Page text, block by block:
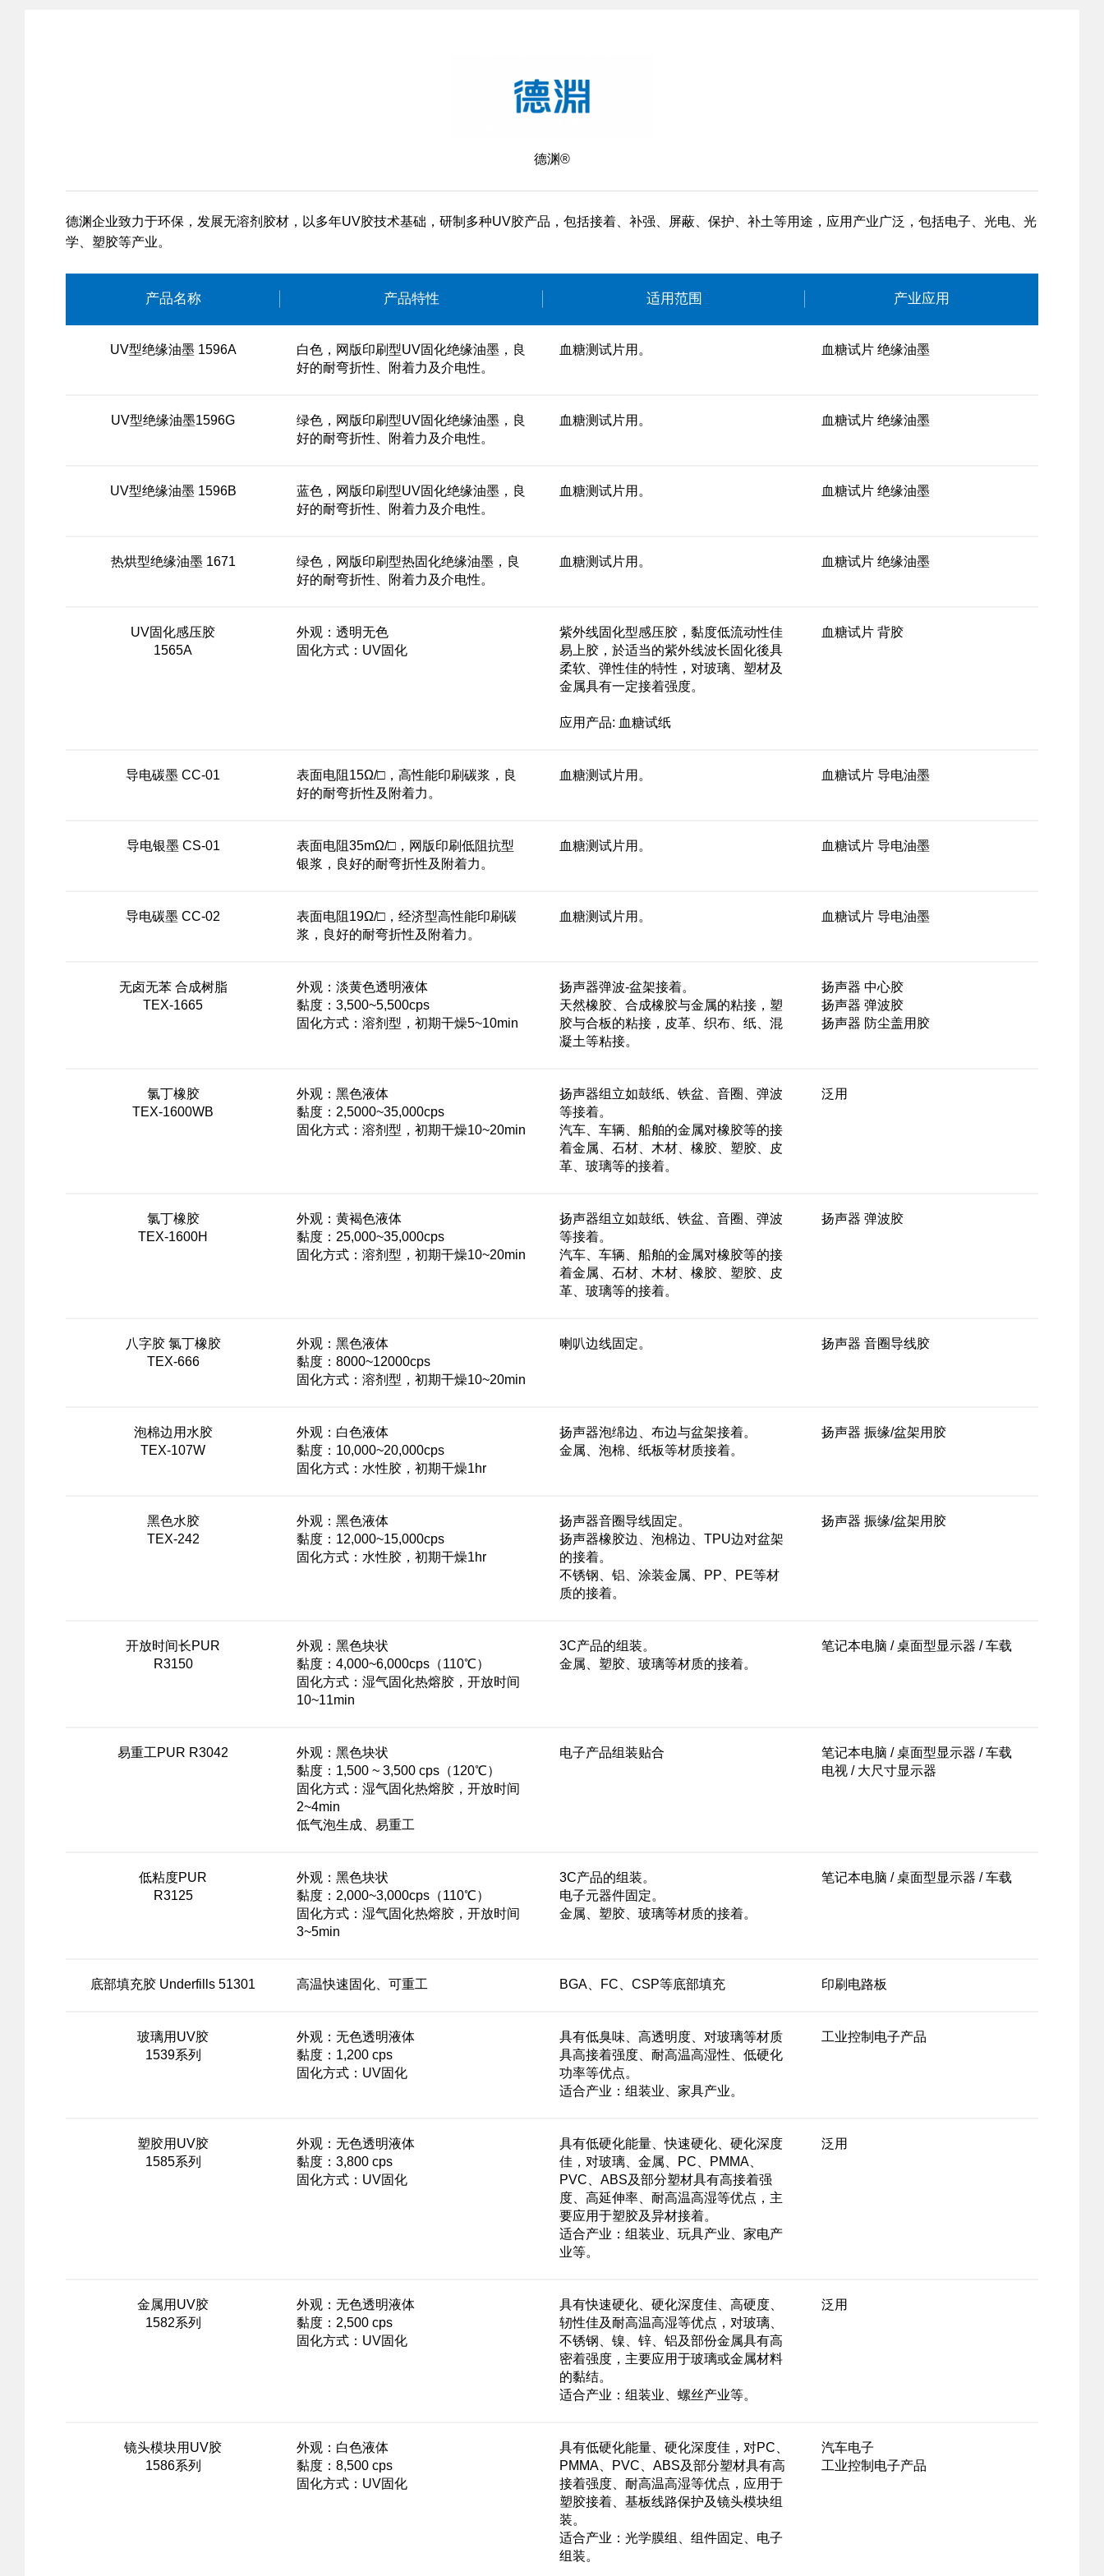
德渊®
德渊企业致力于环保，发展无溶剂胶材，以多年UV胶技术基础，研制多种UV胶产品，包括接着、补强、屏蔽、保护、补土等用途，应用产业广泛，包括电子、光电、光
学、塑胶等产业。
产品名称 产品特性 适用范围 产业应用
UV型绝缘油墨 1596A
白色，网版印刷型UV固化绝缘油墨，良
好的耐弯折性、附着力及介电性。
血糖测试片用。 血糖试片 绝缘油墨
UV型绝缘油墨1596G
绿色，网版印刷型UV固化绝缘油墨，良
好的耐弯折性、附着力及介电性。
血糖测试片用。 血糖试片 绝缘油墨
UV型绝缘油墨 1596B
蓝色，网版印刷型UV固化绝缘油墨，良
好的耐弯折性、附着力及介电性。
血糖测试片用。 血糖试片 绝缘油墨
热烘型绝缘油墨 1671
绿色，网版印刷型热固化绝缘油墨，良
好的耐弯折性、附着力及介电性。
血糖测试片用。 血糖试片 绝缘油墨
UV固化感压胶
1565A
外观：透明无色
固化方式：UV固化
紫外线固化型感压胶，黏度低流动性佳
易上胶，於适当的紫外线波长固化後具
柔软、弹性佳的特性，对玻璃、塑材及
金属具有一定接着强度。
应用产品: 血糖试纸
血糖试片 背胶
导电碳墨 CC-01
表面电阻15Ω/□，高性能印刷碳浆，良
好的耐弯折性及附着力。
血糖测试片用。 血糖试片 导电油墨
导电银墨 CS-01
表面电阻35mΩ/□，网版印刷低阻抗型
银浆，良好的耐弯折性及附着力。
血糖测试片用。 血糖试片 导电油墨
导电碳墨 CC-02
表面电阻19Ω/□，经济型高性能印刷碳
浆，良好的耐弯折性及附着力。
血糖测试片用。 血糖试片 导电油墨
无卤无苯 合成树脂
TEX-1665
外观：淡黄色透明液体
黏度：3,500~5,500cps
固化方式：溶剂型，初期干燥5~10min
扬声器弹波-盆架接着。
天然橡胶、合成橡胶与金属的粘接，塑
胶与合板的粘接，皮革、织布、纸、混
凝土等粘接。
扬声器 中心胶
扬声器 弹波胶
扬声器 防尘盖用胶
氯丁橡胶
TEX-1600WB
外观：黑色液体
黏度：2,5000~35,000cps
固化方式：溶剂型，初期干燥10~20min
扬声器组立如鼓纸、铁盆、音圈、弹波
等接着。
汽车、车辆、船舶的金属对橡胶等的接
着金属、石材、木材、橡胶、塑胶、皮
革、玻璃等的接着。
泛用
氯丁橡胶
TEX-1600H
外观：黄褐色液体
黏度：25,000~35,000cps
固化方式：溶剂型，初期干燥10~20min
扬声器组立如鼓纸、铁盆、音圈、弹波
等接着。
汽车、车辆、船舶的金属对橡胶等的接
着金属、石材、木材、橡胶、塑胶、皮
革、玻璃等的接着。
扬声器 弹波胶
八字胶 氯丁橡胶
TEX-666
外观：黑色液体
黏度：8000~12000cps
固化方式：溶剂型，初期干燥10~20min
喇叭边线固定。 扬声器 音圈导线胶
泡棉边用水胶
TEX-107W
外观：白色液体
黏度：10,000~20,000cps
固化方式：水性胶，初期干燥1hr
扬声器泡绵边、布边与盆架接着。
金属、泡棉、纸板等材质接着。
扬声器 振缘/盆架用胶
黑色水胶
TEX-242
外观：黑色液体
黏度：12,000~15,000cps
固化方式：水性胶，初期干燥1hr
扬声器音圈导线固定。
扬声器橡胶边、泡棉边、TPU边对盆架
的接着。
不锈钢、铝、涂装金属、PP、PE等材
质的接着。
扬声器 振缘/盆架用胶
开放时间长PUR
R3150
外观：黑色块状
黏度：4,000~6,000cps（110℃）
固化方式：湿气固化热熔胶，开放时间
10~11min
3C产品的组装。
金属、塑胶、玻璃等材质的接着。
笔记本电脑 / 桌面型显示器 / 车载
易重工PUR R3042
外观：黑色块状
黏度：1,500 ~ 3,500 cps（120℃）
固化方式：湿气固化热熔胶，开放时间
2~4min
低气泡生成、易重工
电子产品组装贴合
笔记本电脑 / 桌面型显示器 / 车载
电视 / 大尺寸显示器
低粘度PUR
R3125
外观：黑色块状
黏度：2,000~3,000cps（110℃）
固化方式：湿气固化热熔胶，开放时间
3~5min
3C产品的组装。
电子元器件固定。
金属、塑胶、玻璃等材质的接着。
笔记本电脑 / 桌面型显示器 / 车载
底部填充胶 Underfills 51301 高温快速固化、可重工 BGA、FC、CSP等底部填充 印刷电路板
玻璃用UV胶
1539系列
外观：无色透明液体
黏度：1,200 cps
固化方式：UV固化
具有低臭味、高透明度、对玻璃等材质
具高接着强度、耐高温高湿性、低硬化
功率等优点。
适合产业：组装业、家具产业。
工业控制电子产品
塑胶用UV胶
1585系列
外观：无色透明液体
黏度：3,800 cps
固化方式：UV固化
具有低硬化能量、快速硬化、硬化深度
佳，对玻璃、金属、PC、PMMA、
PVC、ABS及部分塑材具有高接着强
度、高延伸率、耐高温高湿等优点，主
要应用于塑胶及异材接着。
适合产业：组装业、玩具产业、家电产
业等。
泛用
金属用UV胶
1582系列
外观：无色透明液体
黏度：2,500 cps
固化方式：UV固化
具有快速硬化、硬化深度佳、高硬度、
轫性佳及耐高温高湿等优点，对玻璃、
不锈钢、镍、锌、铝及部份金属具有高
密着强度，主要应用于玻璃或金属材料
的黏结。
适合产业：组装业、螺丝产业等。
泛用
镜头模块用UV胶
1586系列
外观：白色液体
黏度：8,500 cps
固化方式：UV固化
具有低硬化能量、硬化深度佳，对PC、
PMMA、PVC、ABS及部分塑材具有高
接着强度、耐高温高湿等优点，应用于
塑胶接着、基板线路保护及镜头模块组
装。
适合产业：光学膜组、组件固定、电子
组装。
汽车电子
工业控制电子产品